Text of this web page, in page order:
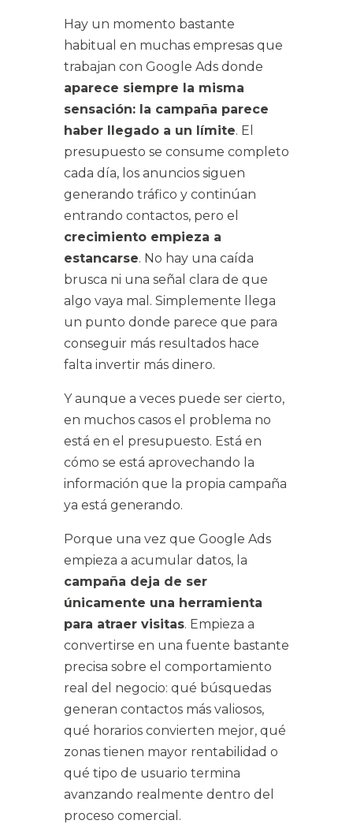
Hay un momento bastante
habitual en muchas empresas que
trabajan con Google Ads donde
aparece siempre la misma
sensación: la campaña parece
haber llegado a un límite. El
presupuesto se consume completo
cada día, los anuncios siguen
generando tráfico y continúan
entrando contactos, pero el
crecimiento empieza a
estancarse. No hay una caída
brusca ni una señal clara de que
algo vaya mal. Simplemente llega
un punto donde parece que para
conseguir más resultados hace
falta invertir más dinero.
Y aunque a veces puede ser cierto,
en muchos casos el problema no
está en el presupuesto. Está en
cómo se está aprovechando la
información que la propia campaña
ya está generando.
Porque una vez que Google Ads
empieza a acumular datos, la
campaña deja de ser
únicamente una herramienta
para atraer visitas. Empieza a
convertirse en una fuente bastante
precisa sobre el comportamiento
real del negocio: qué búsquedas
generan contactos más valiosos,
qué horarios convierten mejor, qué
zonas tienen mayor rentabilidad o
qué tipo de usuario termina
avanzando realmente dentro del
proceso comercial.